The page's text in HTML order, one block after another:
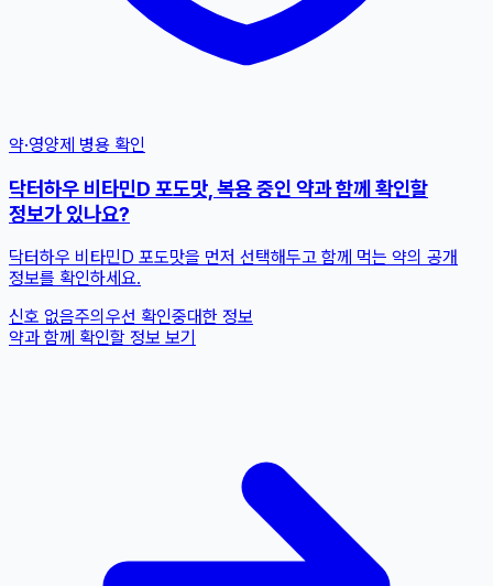
약·영양제 병용 확인
닥터하우 비타민D 포도맛, 복용 중인 약과 함께 확인할
정보가 있나요?
닥터하우 비타민D 포도맛을 먼저 선택해두고 함께 먹는 약의 공개
정보를 확인하세요.
신호 없음주의 우선 확인중대한 정보
약과 함께 확인할 정보 보기